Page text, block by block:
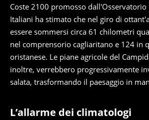
Coste 2100 promosso dall'Osservatorio
Italiani ha stimato che nel giro di
essere sommersi circa 61 chilometri
nel comprensorio cagliaritano e 124 in
oristanese. Le piane agricole del
inoltre, verrebbero progressivamente
salata, trasformando il paesaggio in
L’allarme dei climatologi